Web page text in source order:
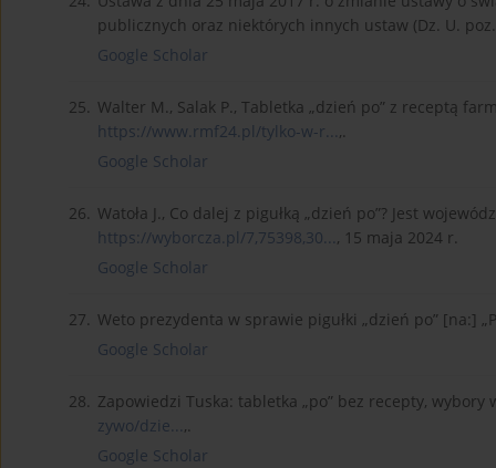
publicznych oraz niektórych innych ustaw (Dz. U.
Google Scholar
25. Walter M., Salak P., Tabletka „dzień po” z receptą
https://www.rmf24.pl/tylko-w-r...,.
Google Scholar
26. Watoła J., Co dalej z pigułką „dzień po”? Jest
https://wyborcza.pl/7,75398,30..., 15 maja 2024 r.
Google Scholar
27. Weto prezydenta w sprawie pigułki „dzień po” [na:]
Google Scholar
28. Zapowiedzi Tuska: tabletka „po” bez recepty,
zywo/dzie...,.
Google Scholar